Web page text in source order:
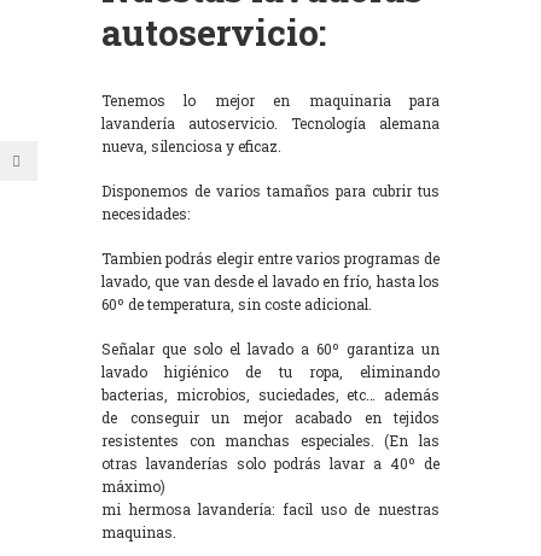
autoservicio:
Tenemos lo mejor en maquinaria para
lavandería autoservicio. Tecnología alemana
nueva, silenciosa y eficaz.
Disponemos de varios tamaños para cubrir tus
necesidades:
Tambien podrás elegir entre varios programas de
lavado, que van desde el lavado en frío, hasta los
60º de temperatura, sin coste adicional.
Señalar que solo el lavado a 60º garantiza un
lavado higiénico de tu ropa, eliminando
bacterias, microbios, suciedades, etc… además
de conseguir un mejor acabado en tejidos
resistentes con manchas especiales. (En las
otras lavanderías solo podrás lavar a 40º de
máximo)
mi hermosa lavandería: facil uso de nuestras
maquinas.